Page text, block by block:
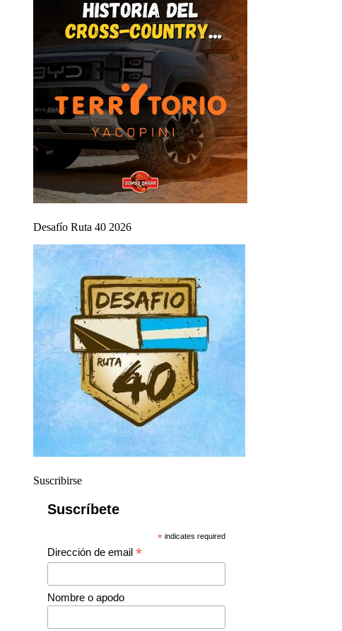
Desafío Ruta 40 2026
Suscribirse
Suscríbete
* indicates required
Dirección de email*
Nombre o apodo